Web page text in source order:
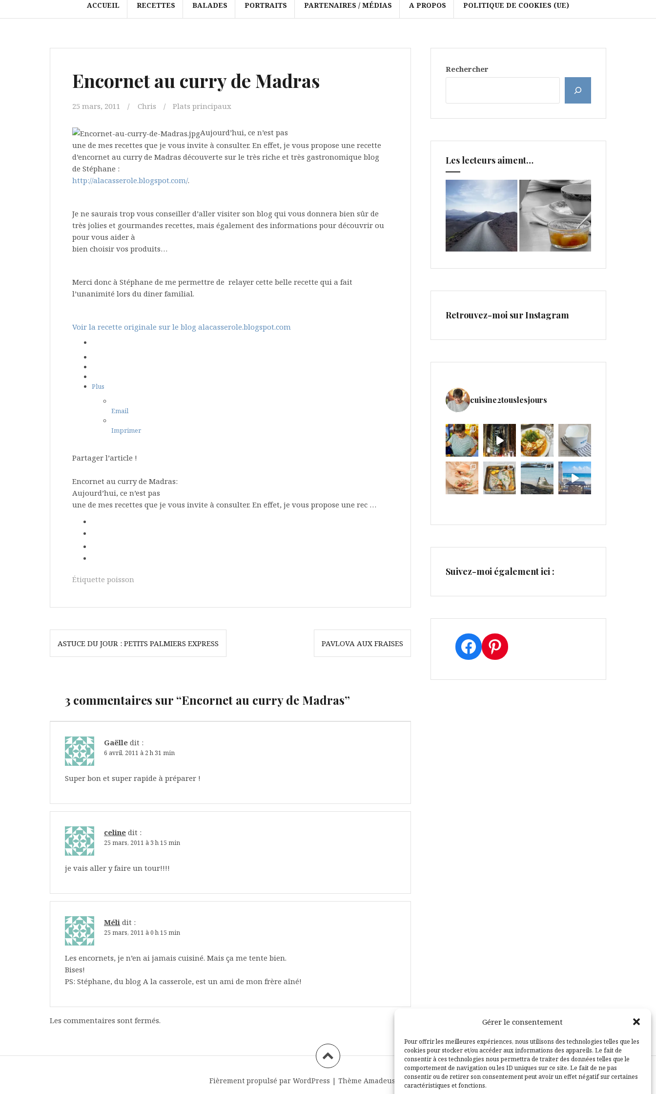
Gérer le consentement
Pour offrir les meilleures expériences, nous utilisons des technologies telles que les
cookies pour stocker et/ou accéder aux informations des appareils. Le fait de
consentir à ces technologies nous permettra de traiter des données telles que le
comportement de navigation ou les ID uniques sur ce site. Le fait de ne pas
consentir ou de retirer son consentement peut avoir un effet négatif sur certaines
caractéristiques et fonctions.
ACCUEIL RECETTES BALADES PORTRAITS PARTENAIRES / MÉDIAS A PROPOS POLITIQUE DE COOKIES (UE)
Encornet au curry de Madras
25 mars, 2011 Chris Plats principaux
Aujourd’hui, ce n’est pas
une de mes recettes que je vous invite à consulter. En effet, je vous propose une recette
d’encornet au curry de Madras découverte sur le très riche et très gastronomique blog
de Stéphane :
http://alacasserole.blogspot.com/.
Je ne saurais trop vous conseiller d’aller visiter son blog qui vous donnera bien sûr de
très jolies et gourmandes recettes, mais également des informations pour découvrir ou
pour vous aider à
bien choisir vos produits…
Merci donc à Stéphane de me permettre de relayer cette belle recette qui a fait
l’unanimité lors du diner familial.
Voir la recette originale sur le blog alacasserole.blogspot.com
Plus
Email
Imprimer
Partager l’article !
Encornet au curry de Madras:
Aujourd’hui, ce n’est pas
une de mes recettes que je vous invite à consulter. En effet, je vous propose une rec …
Étiquette poisson
Navigation
deASTUCE DU JOUR : PETITS PALMIERS EXPRESS PAVLOVA AUX FRAISES
3 commentaires sur “Encornet au curry de Madras”
Gaëlle dit :
6 avril, 2011 à 2 h 31 min
Super bon et super rapide à préparer !
celine dit :
25 mars, 2011 à 3 h 15 min
je vais aller y faire un tour!!!!
Méli dit :
25 mars, 2011 à 0 h 15 min
Les encornets, je n’en ai jamais cuisiné. Mais ça me tente bien.
Bises!
PS: Stéphane, du blog A la casserole, est un ami de mon frère aîné!
Les commentaires sont fermés.
Rechercher
Les lecteurs aiment…
Retrouvez-moi sur Instagram
cuisine2touslesjours
Suivez-moi également ici :
Facebook
Pinterest
Fièrement propulsé par WordPress | Thème Amadeus par Themeisle